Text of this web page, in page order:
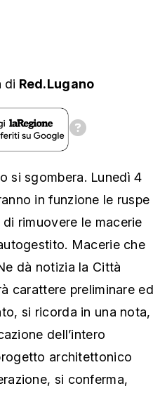
di Red.Lugano
si sgombera. Lunedì 4
in funzione le ruspe
rimuovere le macerie
Macerie che
dà notizia la Città
carattere preliminare ed
si ricorda in una nota,
dell’intero
architettonico
si conferma,